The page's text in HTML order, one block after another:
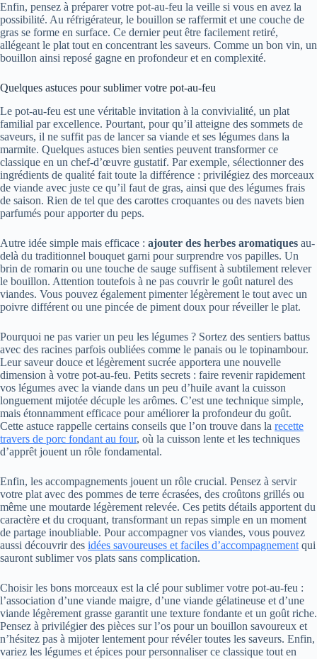
Enfin, pensez à préparer votre pot-au-feu la veille si vous en avez la
possibilité. Au réfrigérateur, le bouillon se raffermit et une couche de
gras se forme en surface. Ce dernier peut être facilement retiré,
allégeant le plat tout en concentrant les saveurs. Comme un bon vin, un
bouillon ainsi reposé gagne en profondeur et en complexité.
Quelques astuces pour sublimer votre pot-au-feu
Le pot-au-feu est une véritable invitation à la convivialité, un plat
familial par excellence. Pourtant, pour qu’il atteigne des sommets de
saveurs, il ne suffit pas de lancer sa viande et ses légumes dans la
marmite. Quelques astuces bien senties peuvent transformer ce
classique en un chef-d’œuvre gustatif. Par exemple, sélectionner des
ingrédients de qualité fait toute la différence : privilégiez des morceaux
de viande avec juste ce qu’il faut de gras, ainsi que des légumes frais
de saison. Rien de tel que des carottes croquantes ou des navets bien
parfumés pour apporter du peps.
Autre idée simple mais efficace : ajouter des herbes aromatiques au-
delà du traditionnel bouquet garni pour surprendre vos papilles. Un
brin de romarin ou une touche de sauge suffisent à subtilement relever
le bouillon. Attention toutefois à ne pas couvrir le goût naturel des
viandes. Vous pouvez également pimenter légèrement le tout avec un
poivre différent ou une pincée de piment doux pour réveiller le plat.
Pourquoi ne pas varier un peu les légumes ? Sortez des sentiers battus
avec des racines parfois oubliées comme le panais ou le topinambour.
Leur saveur douce et légèrement sucrée apportera une nouvelle
dimension à votre pot-au-feu. Petits secrets : faire revenir rapidement
vos légumes avec la viande dans un peu d’huile avant la cuisson
longuement mijotée décuple les arômes. C’est une technique simple,
mais étonnamment efficace pour améliorer la profondeur du goût.
Cette astuce rappelle certains conseils que l’on trouve dans la recette
travers de porc fondant au four, où la cuisson lente et les techniques
d’apprêt jouent un rôle fondamental.
Enfin, les accompagnements jouent un rôle crucial. Pensez à servir
votre plat avec des pommes de terre écrasées, des croûtons grillés ou
même une moutarde légèrement relevée. Ces petits détails apportent du
caractère et du croquant, transformant un repas simple en un moment
de partage inoubliable. Pour accompagner vos viandes, vous pouvez
aussi découvrir des idées savoureuses et faciles d’accompagnement qui
sauront sublimer vos plats sans complication.
Choisir les bons morceaux est la clé pour sublimer votre pot-au-feu :
l’association d’une viande maigre, d’une viande gélatineuse et d’une
viande légèrement grasse garantit une texture fondante et un goût riche.
Pensez à privilégier des pièces sur l’os pour un bouillon savoureux et
n’hésitez pas à mijoter lentement pour révéler toutes les saveurs. Enfin,
variez les légumes et épices pour personnaliser ce classique tout en